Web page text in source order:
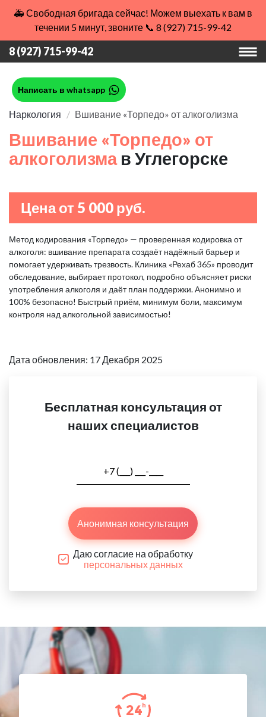
🚑 Свободная бригада сейчас! Можем выехать к вам в
течении 5 минут, звоните 📞 8 (927) 715-99-42
8 (927) 715-99-42
Написать в whatsapp
Наркология Вшивание «Торпедо» от алкоголизма
Вшивание «Торпедо» от
алкоголизма в Углегорске
Цена от 5 000 руб.
Метод кодирования «Торпедо» — проверенная кодировка от
алкоголя: вшивание препарата создаёт надёжный барьер и
помогает удерживать трезвость. Клиника «Рехаб 365» проводит
обследование, выбирает протокол, подробно объясняет риски
употребления алкоголя и даёт план поддержки. Анонимно и
100% безопасно! Быстрый приём, минимум боли, максимум
контроля над алкогольной зависимостью!
Дата обновления: 17 Декабря 2025
Бесплатная консультация от
наших специалистов
Анонимная консультация
Даю согласие на обработку
персональных данных